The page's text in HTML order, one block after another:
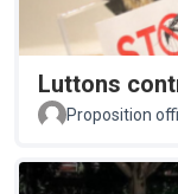
Luttons
Proposition